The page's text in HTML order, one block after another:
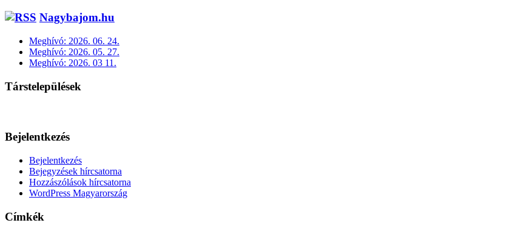
Nagybajom.hu
Meghívó: 2026. 06. 24.
Meghívó: 2026. 05. 27.
Meghívó: 2026. 03 11.
Társtelepülések
Bejelentkezés
Bejelentkezés
Bejegyzések hírcsatorna
Hozzászólások hírcsatorna
WordPress Magyarország
Címkék